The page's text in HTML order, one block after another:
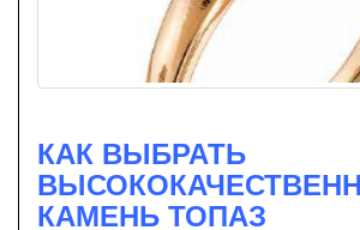
КАК ВЫБРАТЬ
КАМЕНЬ ТОПАЗ